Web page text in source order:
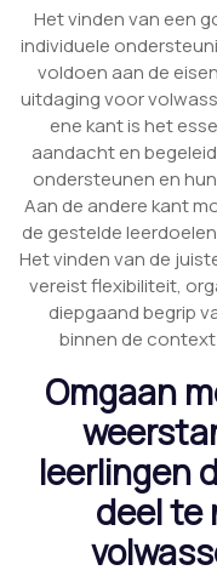
Het vinden van een
individuele
voldoen aan de
uitdaging voor
ene kant is het
aandacht en
ondersteunen en
Aan de andere kant
de gestelde
Het vinden van de
vereist flexibiliteit,
diepgaand begrip
binnen de
Omgaan
leerlingen
deel te